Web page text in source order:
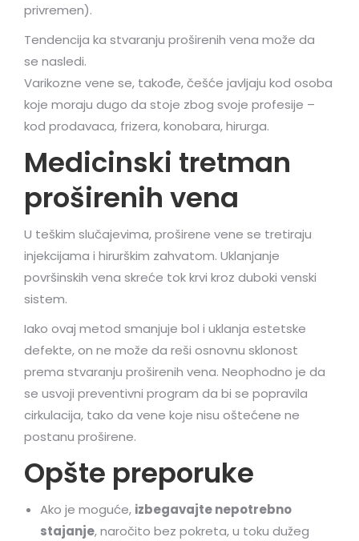
privremen).
Tendencija ka stvaranju proširenih vena može da
se nasledi.
Varikozne vene se, takođe, češće javljaju kod osoba
koje moraju dugo da stoje zbog svoje profesije –
kod prodavaca, frizera, konobara, hirurga.
Medicinski tretman
proširenih vena
U teškim slučajevima, proširene vene se tretiraju
injekcijama i hirurškim zahvatom. Uklanjanje
površinskih vena skreće tok krvi kroz duboki venski
sistem.
Iako ovaj metod smanjuje bol i uklanja estetske
defekte, on ne može da reši osnovnu sklonost
prema stvaranju proširenih vena. Neophodno je da
se usvoji preventivni program da bi se popravila
cirkulacija, tako da vene koje nisu oštećene ne
postanu proširene.
Opšte preporuke
Ako je moguće, izbegavajte nepotrebno
stajanje, naročito bez pokreta, u toku dužeg